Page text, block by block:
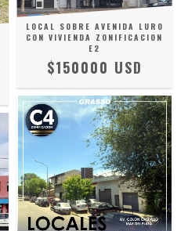
LOCAL SOBRE AVENIDA LURO
CON VIVIENDA ZONIFICACION
E2
$150000 USD